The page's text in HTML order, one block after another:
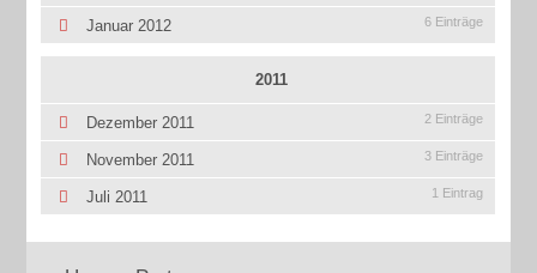
Januar 2012 6 Einträge
2011
Dezember 2011 2 Einträge
November 2011 3 Einträge
Juli 2011 1 Eintrag